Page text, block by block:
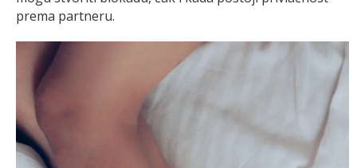
prema partneru.